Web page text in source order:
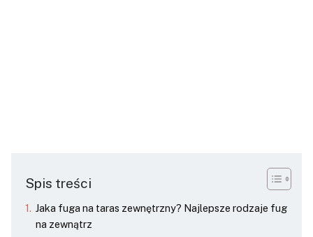
Spis treści
Jaka fuga na taras zewnętrzny? Najlepsze rodzaje fug
na zewnątrz